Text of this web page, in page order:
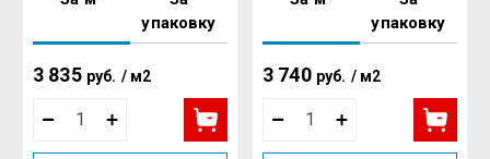
упаковку
3 835 руб. / м2
упаковку
3 740 руб. / м2